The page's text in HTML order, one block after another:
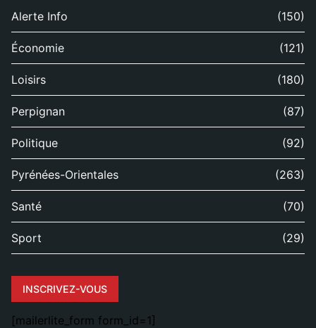
Alerte Info (150)
Économie (121)
Loisirs (180)
Perpignan (87)
Politique (92)
Pyrénées-Orientales (263)
Santé (70)
Sport (29)
INSCRIVEZ-VOUS
[mailerlite_form form_id=1]